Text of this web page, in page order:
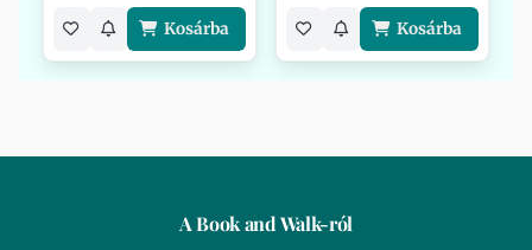
Kosárba Kosárba
A Book and Walk-ról